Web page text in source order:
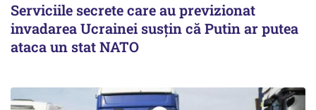
Serviciile secrete care au previzionat
invadarea Ucrainei susțin că Putin ar putea
ataca un stat NATO